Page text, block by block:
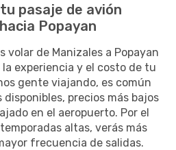
pasaje de avión
Popayan
volar de Manizales a Popayan
experiencia y el costo de tu
gente viajando, es común
precios más bajos
en el aeropuerto. Por el
altas, verás más
frecuencia de salidas.